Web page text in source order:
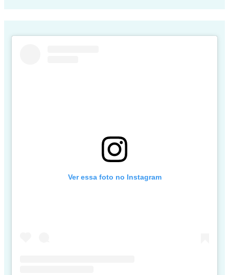
Ver essa foto no Instagram